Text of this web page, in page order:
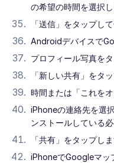
の希望の時間を選択し
「送信」をタップし
Androidデバイスで
プロフィール写真を
「新しい共有」をタ
時間または「これを
iPhoneの連絡先を選
ンストールしている
「共有」をタップしま
iPhoneでGoogleマッ